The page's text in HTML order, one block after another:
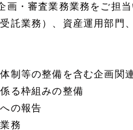
・審査業務業務をご担当
託業務）、資産運用部門
制等の整備を含む企画関
る枠組みの整備
の報告
務